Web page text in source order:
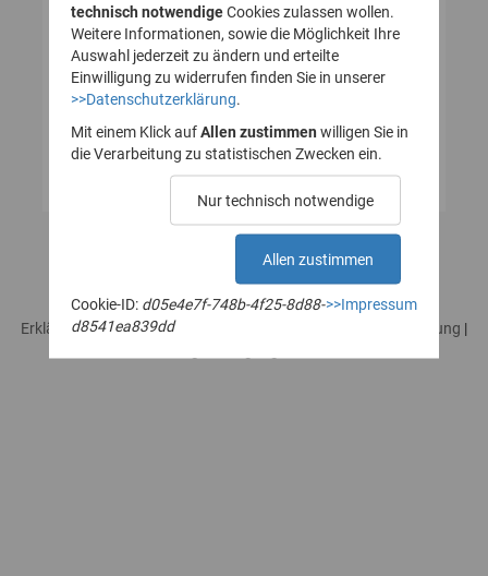
Erklärung zur Barrierefreiheit Datenschutzerklärung |
technisch notwendigeCookies zulassen wollen.
Weitere Informationen, sowie die Möglichkeit Ihre
Auswahl jederzeit zu ändern und erteilte
Einwilligung zu widerrufen finden Sie in unserer
>>Datenschutzerklärung.
Mit einem Klick aufAllen zustimmen willigen Sie in
die Verarbeitung zu statistischen Zwecken ein.
Nur technisch notwendige
Allen zustimmen
Cookie-ID: d05e4e7f-748b-4f25-8d88-
d8541ea839dd
>>Impressum